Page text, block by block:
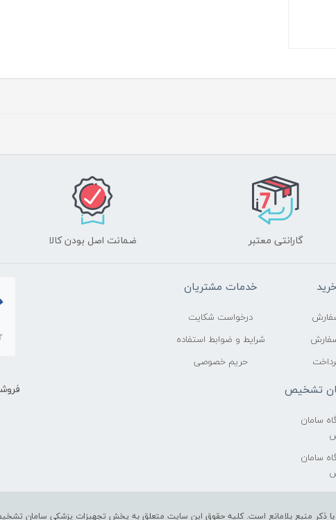
گارانتی معتبر ضمانت اصل بودن کالا
خدمات مشتریان
درخواست شکایت
شرایط و ضوابط استفاده
حریم خصوصی
تشخیص
سامان
سامان
ذکر منبع بلامانع است. کلیه حقوق این سایت متعلق به پخش تجهیزات پزشکی سامان